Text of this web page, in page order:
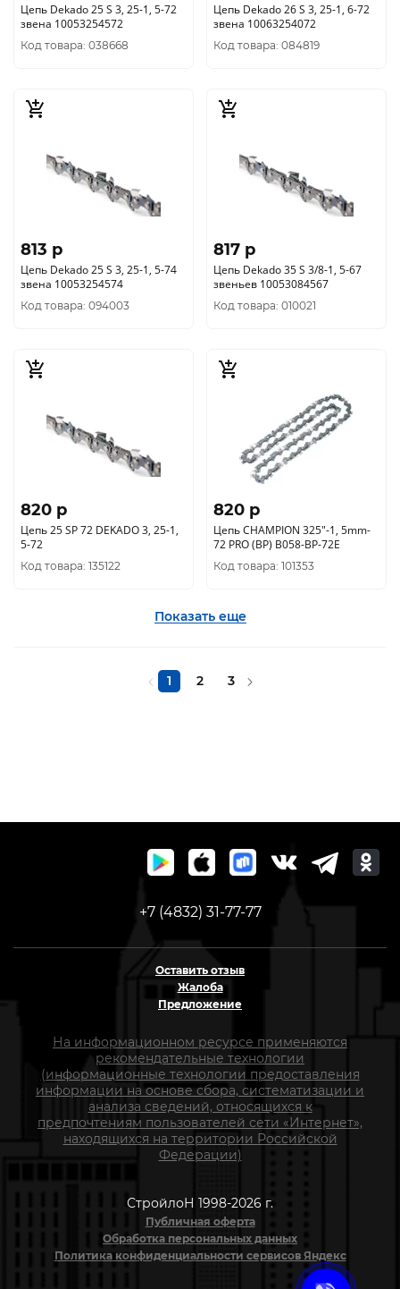
Цепь Dekado 25 S 3, 25-1, 5-72
звена 10053254572
Код товара: 038668
Цепь Dekado 26 S 3, 25-1, 6-72
звена 10063254072
Код товара: 084819
813 p
Цепь Dekado 25 S 3, 25-1, 5-74
звена 10053254574
Код товара: 094003
817 p
Цепь Dekado 35 S 3/8-1, 5-67
звеньев 10053084567
Код товара: 010021
820 p
Цепь 25 SP 72 DEKADO 3, 25-1,
5-72
Код товара: 135122
820 p
Цепь CHAMPION 325"-1, 5mm-
72 PRO (BP) B058-BP-72E
Код товара: 101353
Показать еще
1 2 3
+7 (4832) 31-77-77
Оставить отзыв
Жалоба
Предложение
На информационном ресурсе применяются
рекомендательные технологии
(информационные технологии предоставления
информации на основе сбора, систематизации и
анализа сведений, относящихся к
предпочтениям пользователей сети «Интернет»,
находящихся на территории Российской
Федерации)
СтройлоН 1998-2026 г.
Публичная оферта
Обработка персональных данных
Политика конфиденциальности сервисов Яндекс